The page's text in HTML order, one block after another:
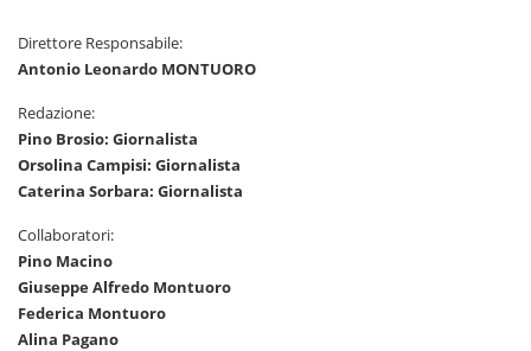
Direttore Responsabile:
Antonio Leonardo MONTUORO
Redazione:
Pino Brosio: Giornalista
Orsolina Campisi: Giornalista
Caterina Sorbara: Giornalista
Collaboratori:
Pino Macino
Giuseppe Alfredo Montuoro
Federica Montuoro
Alina Pagano